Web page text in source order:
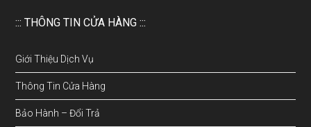
::: THÔNG TIN CỬA HÀNG :::
Giới Thiệu Dịch Vụ
Thông Tin Cửa Hàng
Bảo Hành – Đổi Trả